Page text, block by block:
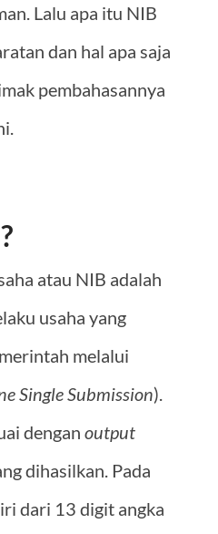
Lalu apa itu NIB
dan hal apa saja
pembahasannya
atau NIB adalah
usaha yang
melalui
Single Submission).
dengan output
dihasilkan. Pada
dari 13 digit angka